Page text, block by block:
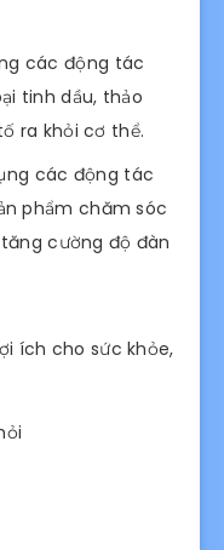
các động tác
tinh dầu, thảo
ra khỏi cơ thể.
các động tác
phẩm chăm sóc
cường độ đàn
ích cho sức khỏe,